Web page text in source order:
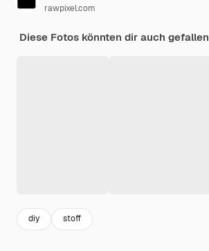
rawpixel.com
Diese Fotos könnten dir auch gefallen
diy stoff